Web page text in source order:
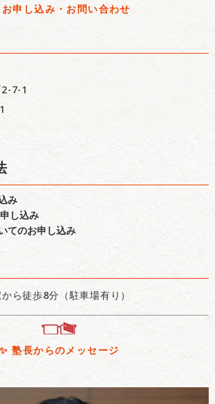
申し込み・お問い合わせ
7-1
み
し込み
てのお申し込み
ら徒歩8分（駐車場有り）
✨ 塾長からのメッセージ